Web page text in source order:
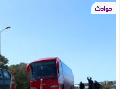
حوادث